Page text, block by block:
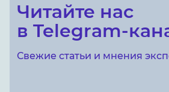
Читайте нас
в Telegram-
Свежие статьи и мнения